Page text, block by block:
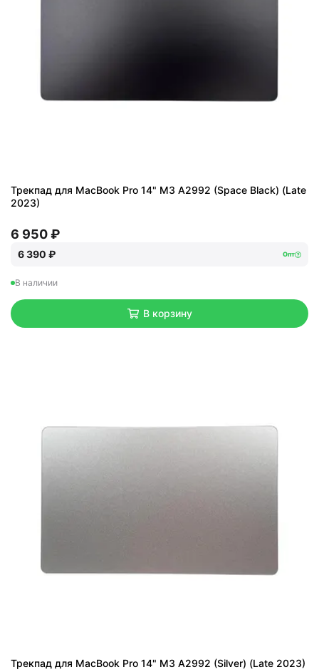
Трекпад для MacBook Pro 14" M3 A2992 (Space Black) (Late
2023)
6 950 ₽
6 390 ₽ Опт
В наличии
В корзину
Трекпад для MacBook Pro 14" M3 A2992 (Silver) (Late 2023)